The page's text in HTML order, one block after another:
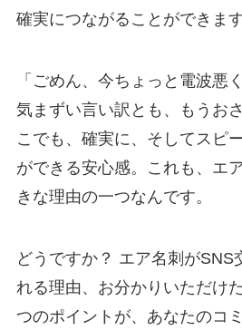
確実につながることができます
「ごめん、今ちょっと電波悪
気まずい言い訳とも、もうお
こでも、確実に、そしてスピ
ができる安心感。これも、エ
きな理由の一つなんです。
どうですか？ エア名刺がSNS
れる理由、お分かりいただけ
つのポイントが、あなたのコ